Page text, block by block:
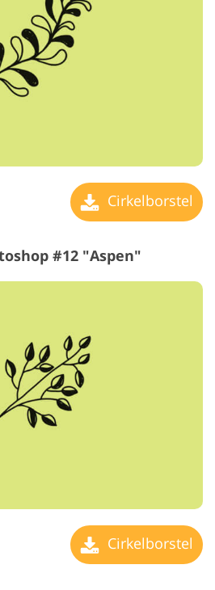
Cirkelborstel
#12 "Aspen"
Cirkelborstel